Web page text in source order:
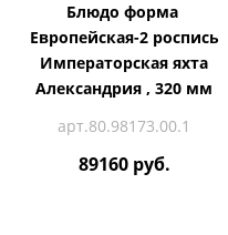
Блюдо форма
Европейская-2 роспись
Императорская яхта
Александрия , 320 мм
арт.80.98173.00.1
89160 руб.